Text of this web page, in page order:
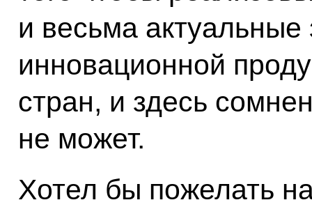
и весьма
инновационной
стран, и здесь
не может.
Хотел бы пожелать